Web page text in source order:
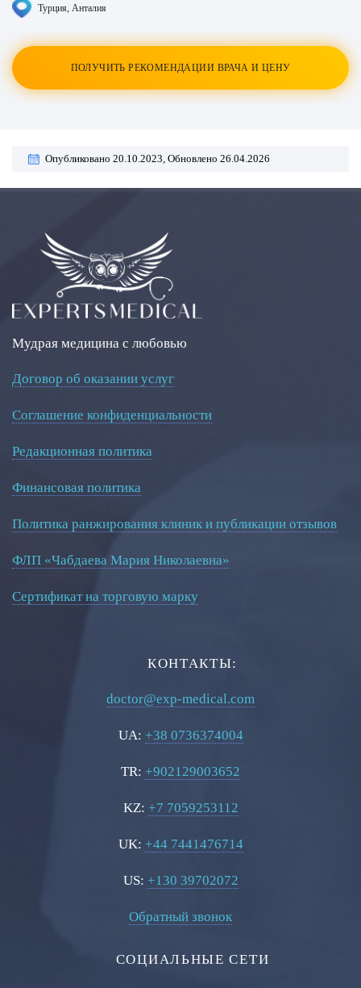
Турция, Анталия
ПОЛУЧИТЬ РЕКОМЕНДАЦИИ ВРАЧА И ЦЕНУ
Опубликовано 20.10.2023, Обновлено 26.04.2026
Мудрая медицина с любовью
Договор об оказании услуг
Соглашение конфиденциальности
Редакционная политика
Финансовая политика
Политика ранжирования клиник и публикации отзывов
ФЛП «Чабдаева Мария Николаевна»
Сертификат на торговую марку
КОНТАКТЫ:
doctor@exp-medical.com
UA: +38 0736374004
TR: +902129003652
KZ: +7 7059253112
UK: +44 7441476714
US: +130 39702072
Обратный звонок
СОЦИАЛЬНЫЕ СЕТИ